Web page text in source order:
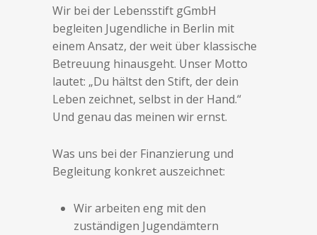
Wir bei der Lebensstift gGmbH
begleiten Jugendliche in Berlin mit
einem Ansatz, der weit über klassische
Betreuung hinausgeht. Unser Motto
lautet: „Du hältst den Stift, der dein
Leben zeichnet, selbst in der Hand.“
Und genau das meinen wir ernst.
Was uns bei der Finanzierung und
Begleitung konkret auszeichnet:
Wir arbeiten eng mit den
zuständigen Jugendämtern